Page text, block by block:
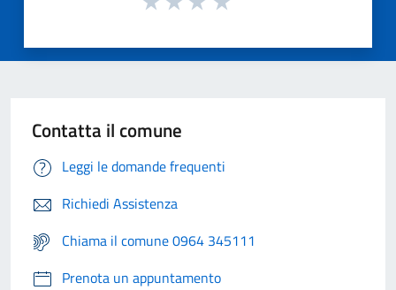
Contatta il comune
Leggi le domande frequenti
Richiedi Assistenza
Chiama il comune 0964 345111
Prenota un appuntamento